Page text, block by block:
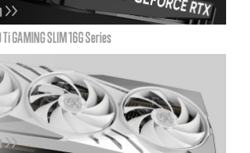
>>
GAMING SLIM 16G Series
>>